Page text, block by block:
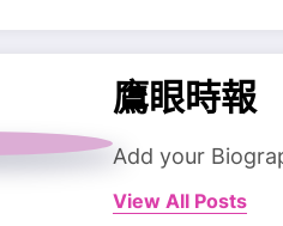
鷹眼時報
Add your
View All Posts